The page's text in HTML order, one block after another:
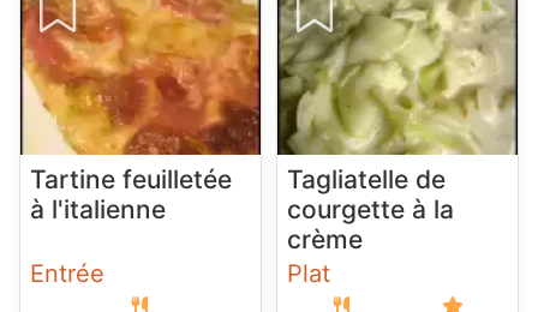
Tartine feuilletée
à l'italienne
Entrée
Tagliatelle de
courgette à la
crème
Plat